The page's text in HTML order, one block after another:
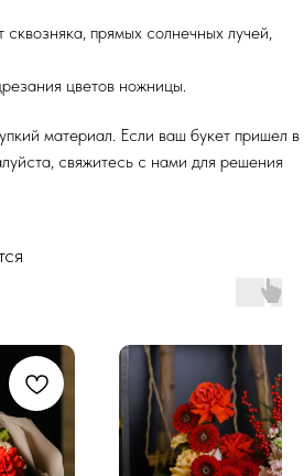
прямых солнечных лучей,
цветов ножницы.
материал. Если ваш букет пришел в
свяжитесь с нами для решения